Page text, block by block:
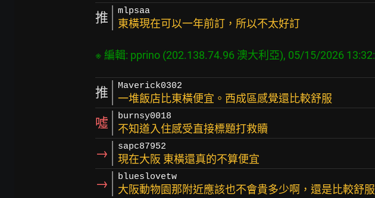
推 mlpsaa
東橫現在可以一年前訂，所以不太好訂
推 Maverick0302
一堆飯店比東橫便宜。西成區感覺還比較舒服
噓 burnsy0018
不知道入住感受直接標題打救贖
→ sapc87952
現在大阪 東橫還真的不算便宜
→ blueslovetw
大阪動物園那附近應該也不會貴多少啊，還是比較舒服